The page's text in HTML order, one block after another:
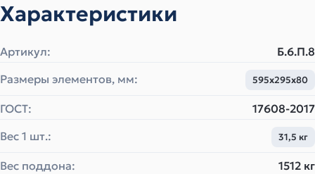
Характеристики
Артикул:
Б.6.П.8
Размеры элементов, мм:
595х295х80
ГОСТ:
17608-2017
Вес 1 шт.:
31,5 кг
Вес поддона:
1512 кг